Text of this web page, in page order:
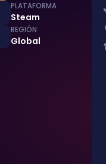
PLATAFORMA
Steam
REGIÓN
Global